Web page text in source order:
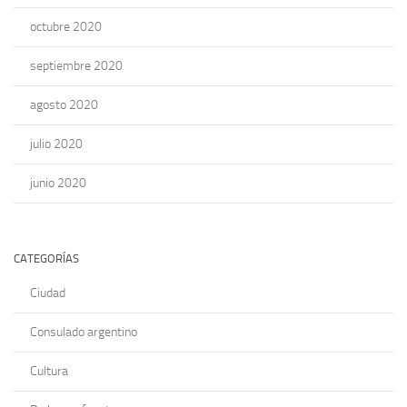
octubre 2020
septiembre 2020
agosto 2020
julio 2020
junio 2020
CATEGORÍAS
Ciudad
Consulado argentino
Cultura